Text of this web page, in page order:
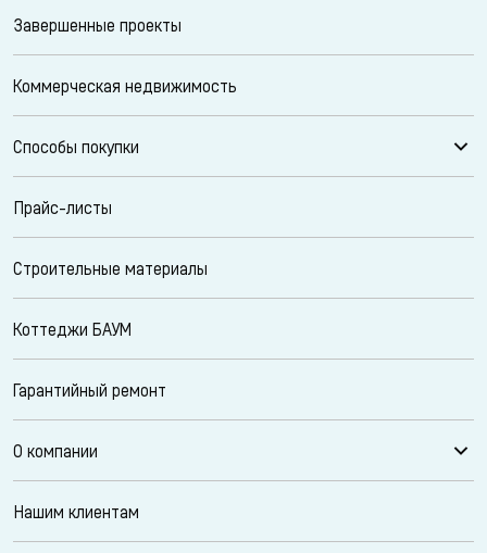
Завершенные проекты
Коммерческая недвижимость
Способы покупки
Прайс-листы
Строительные материалы
Коттеджи БАУМ
Гарантийный ремонт
О компании
Нашим клиентам